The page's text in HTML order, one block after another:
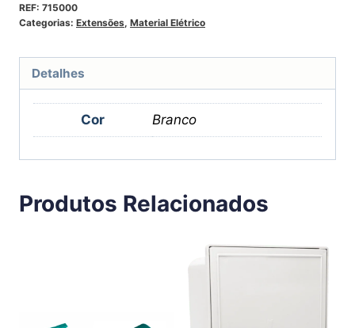
REF: 715000
Categorias: Extensões, Material Elétrico
Detalhes
Cor Branco
Produtos Relacionados